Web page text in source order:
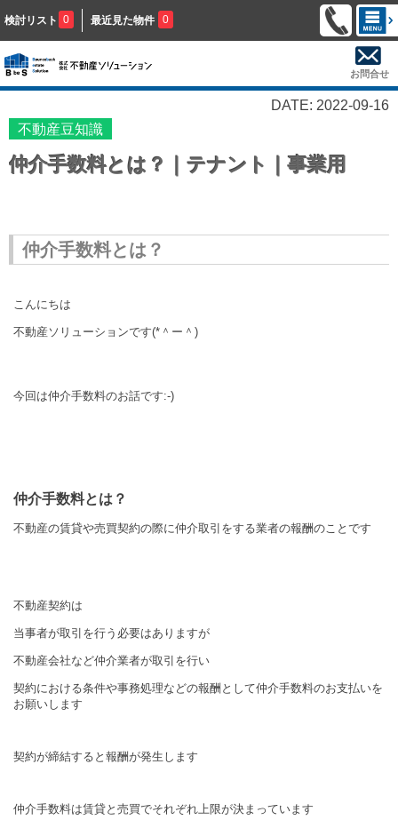
検討リスト 0 最近見た物件 0
お問合せ
DATE: 2022-09-16
不動産豆知識
仲介手数料とは？｜テナント｜事業用
仲介手数料とは？
こんにちは
不動産ソリューションです(*＾ー＾)
今回は仲介手数料のお話です:-)
仲介手数料とは？
不動産の賃貸や売買契約の際に仲介取引をする業者の報酬のことです
不動産契約は
当事者が取引を行う必要はありますが
不動産会社など仲介業者が取引を行い
契約における条件や事務処理などの報酬として仲介手数料のお支払いを
お願いします
契約が締結すると報酬が発生します
仲介手数料は賃貸と売買でそれぞれ上限が決まっています